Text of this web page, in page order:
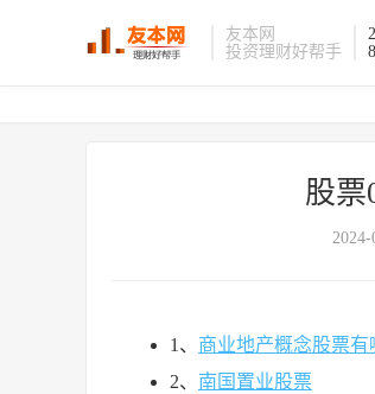
友本网
投资理财好帮手
股票
2024-
1、 商业地产概念股票有
2、 南国置业股票